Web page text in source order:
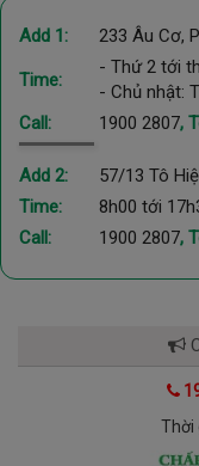
Add 1: 233 Âu Cơ,
Time:
- Thứ 2 tới
- Chủ nhật:
Call:
1900 2807,
Add 2:
57/13 Tô
Time:
8h00 tới
Call:
1900 2807,
Thời